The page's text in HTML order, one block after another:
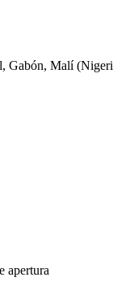
Gabón, Malí
apertura